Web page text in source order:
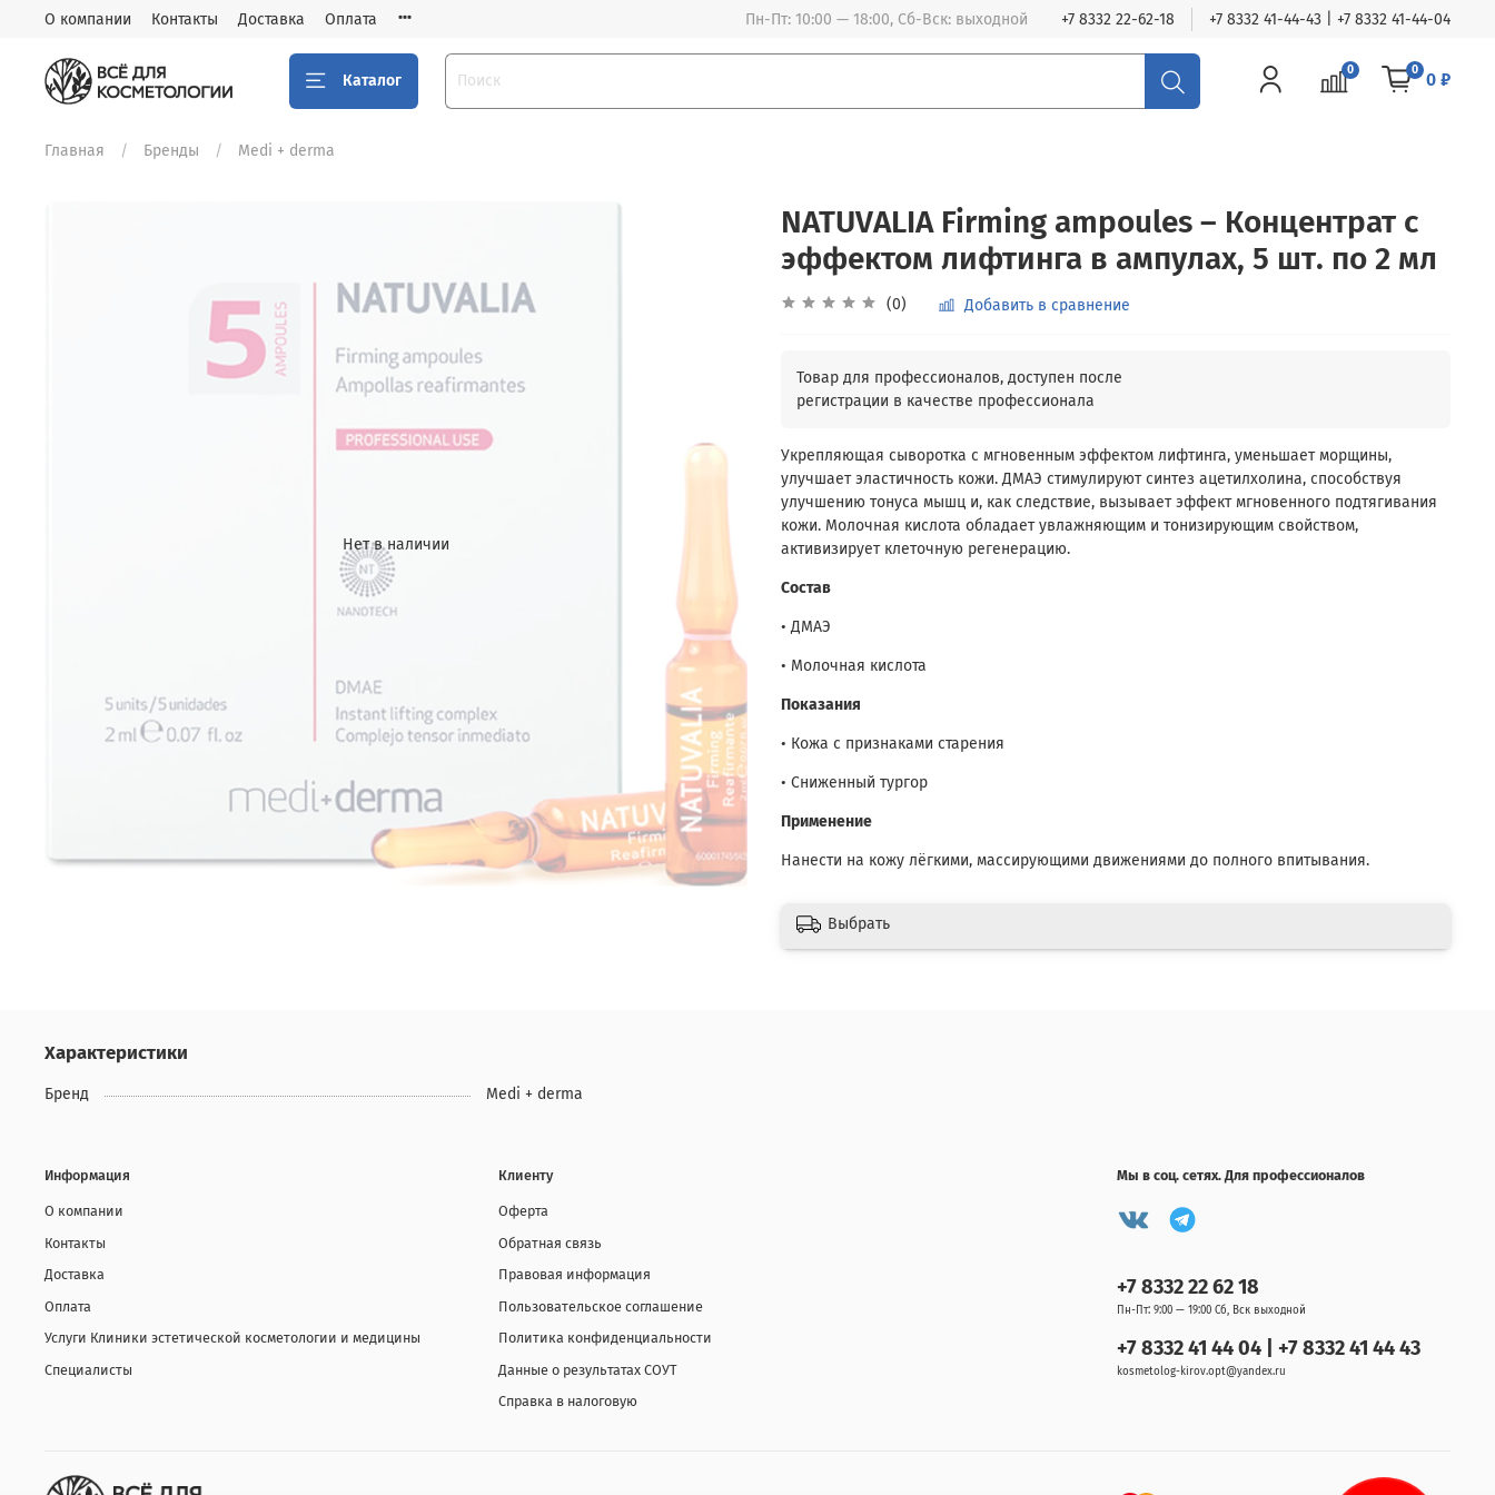
О компании Контакты Доставка Оплата Пн-Пт: 10:00 — 18:00, Сб-Вск: выходной +7 8332 22-62-18 +7 8332 41-44-43 | +7 8332 41-44-04
Каталог
0 0 0 ₽
Главная Бренды Medi + derma
Нет в наличии
NATUVALIA Firming ampoules – Концентрат с
эффектом лифтинга в ампулах, 5 шт. по 2 мл
(0) Добавить в сравнение
Укрепляющая сыворотка с мгновенным эффектом лифтинга, уменьшает морщины,
улучшает эластичность кожи. ДМАЭ стимулируют синтез ацетилхолина, способствуя
улучшению тонуса мышц и, как следствие, вызывает эффект мгновенного подтягивания
кожи. Молочная кислота обладает увлажняющим и тонизирующим свойством,
активизирует клеточную регенерацию.
Состав
• ДМАЭ
• Молочная кислота
Показания
• Кожа с признаками старения
• Сниженный тургор
Применение
Нанести на кожу лёгкими, массирующими движениями до полного впитывания.
Выбрать
Характеристики
Бренд Medi + derma
Информация
О компании
Контакты
Доставка
Оплата
Услуги Клиники эстетической косметологии и медицины
Специалисты
Клиенту
Оферта
Обратная связь
Правовая информация
Пользовательское соглашение
Политика конфиденциальности
Данные о результатах СОУТ
Справка в налоговую
Мы в соц. сетях. Для профессионалов
+7 8332 22 62 18
Пн-Пт: 9:00 — 19:00 Сб, Вск выходной
+7 8332 41 44 04 | +7 8332 41 44 43
kosmetolog-kirov.opt@yandex.ru